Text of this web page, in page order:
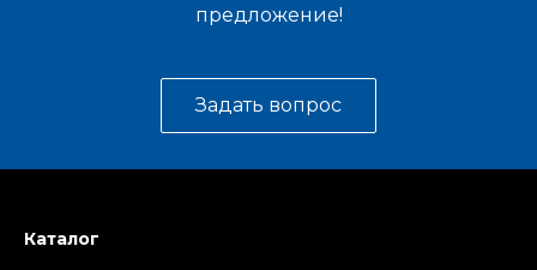
предложение!
Задать вопрос
Каталог